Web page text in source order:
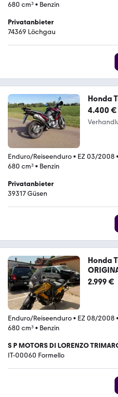
680 cm³• Benzin
Privatanbieter
74369 Löchgau
Honda
4.400 €
Enduro/Reiseenduro• EZ 03/2008•
680 cm³• Benzin
Privatanbieter
39317 Güsen
Honda
2.999 €
Enduro/Reiseenduro• EZ 08/2008•
680 cm³• Benzin
S P MOTORS DI LORENZO
IT-00060 Formello